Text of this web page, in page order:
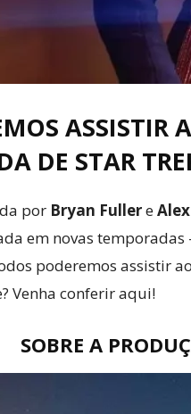
ASSISTIR
DE STAR
por Bryan Fullere
em novas
poderemos assistir
Venha conferir aqui!
SOBRE A